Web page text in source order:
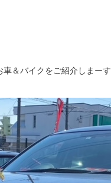
＆バイクをご紹介しまーす